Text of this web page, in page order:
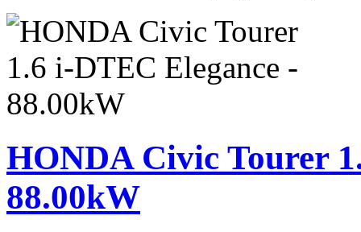
HONDA Civic Tourer
88.00kW